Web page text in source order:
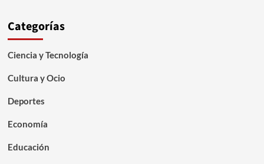
Categorías
Ciencia y Tecnología
Cultura y Ocio
Deportes
Economía
Educación